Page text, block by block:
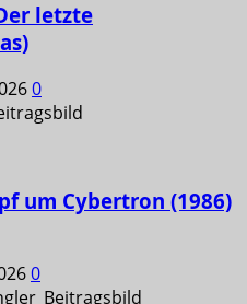
letzte
0
um Cybertron (1986)
0